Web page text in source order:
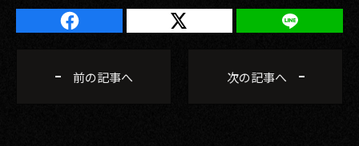
前の記事へ 次の記事へ